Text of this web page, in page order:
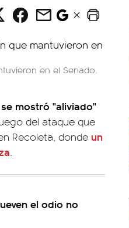
en el Senado.
mostró "aliviado"
del ataque que
Recoleta, donde un
.
el odio no